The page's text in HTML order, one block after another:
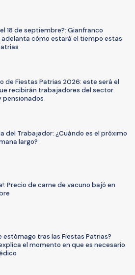
18 de septiembre?: Gianfranco
adelanta cómo estará el tiempo estas
de Fiestas Patrias 2026: este será el
recibirán trabajadores del sector
pensionados
del Trabajador: ¿Cuándo es el próximo
largo?
Precio de carne de vacuno bajó en
estómago tras las Fiestas Patrias?
el momento en que es necesario